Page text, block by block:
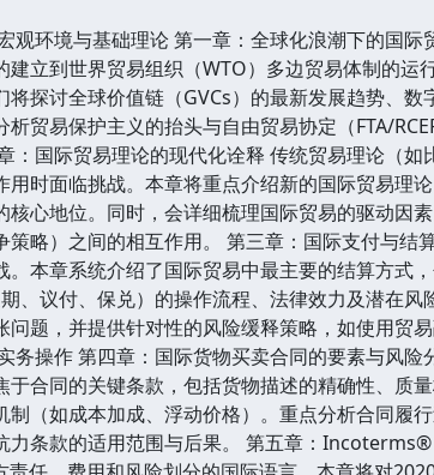
观环境与基础理论 第一章：全球化浪潮下的国
立到世界贸易组织（WTO）多边贸易体制的运
探讨全球价值链（GVCs）的最新发展趋势、数
贸易保护主义的抬头与自由贸易协定（FTA/
：国际贸易理论的现代化诠释 传统贸易理论（如
时面临挑战。本章将重点介绍新的国际贸易理
心地位。同时，会详细梳理国际贸易的驱动因
略）之间的相互作用。 第三章：国际支付与结
本章系统介绍了国际贸易中最主要的结算方式
、议付、保兑）的操作流程、法律效力及潜在
题，并提供针对性的风险缓释策略，如使用贸
务操作 第四章：国际货物买卖合同的要素与风险
合同的关键条款，包括货物描述的精确性、质
制（如成本加成、浮动价格）。重点分析合同
力条款的适用范围与后果。 第五章：